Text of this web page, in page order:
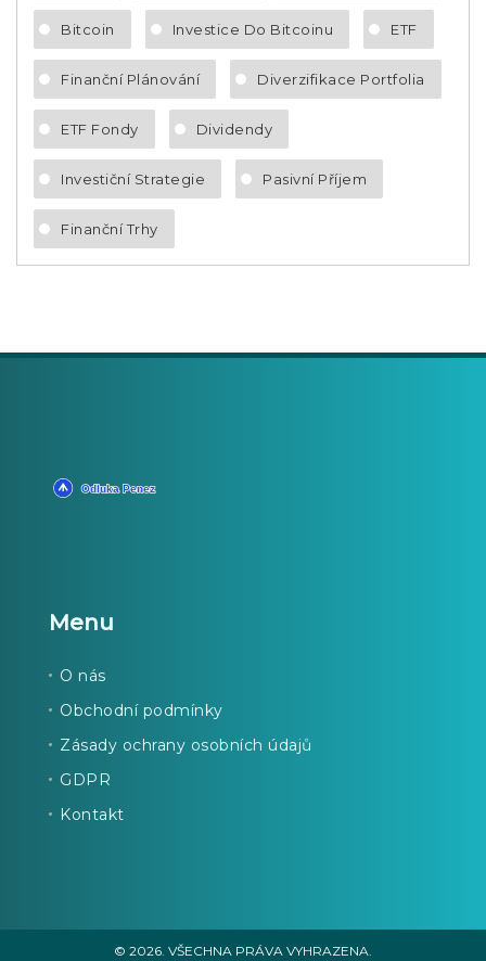
Bitcoin Investice Do Bitcoinu ETF
Finanční Plánování Diverzifikace Portfolia
ETF Fondy Dividendy
Investiční Strategie Pasivní Příjem
Finanční Trhy
Menu
O nás
Obchodní podmínky
Zásady ochrany osobních údajů
GDPR
Kontakt
© 2026. VŠECHNA PRÁVA VYHRAZENA.